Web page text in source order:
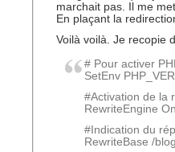
marchait pas. Il me
En plaçant la
Voilà voilà. Je recopie
# Pour activer
SetEnv
#Activation de la
RewriteEngine On
#Indication du
RewriteBase /